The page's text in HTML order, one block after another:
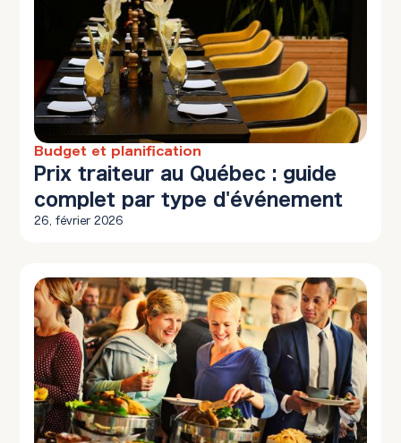
12 min à lire
Budget et planification
Prix traiteur au Québec : guide
complet par type d'événement
26, février 2026